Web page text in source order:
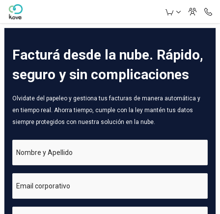
Skip to Main Content
Facturá desde la nube. Rápido,
seguro y sin complicaciones
Olvidate del papeleo y gestiona tus facturas de manera automática y
en tiempo real. Ahorra tiempo, cumple con la ley mantén tus datos
siempre protegidos con nuestra solución en la nube.
Nombre y Apellido
Email corporativo